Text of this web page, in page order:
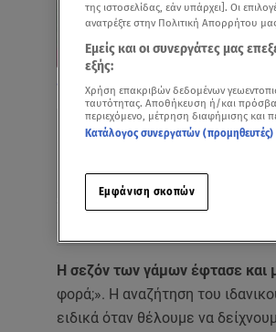
συνδυασμό
Δείτε
Η σεζόν των γάμων έφτασε και
φορά;». Η αναζήτηση του
ειδικά όταν θέλουμε να
της ιστοσελίδας, εάν υπάρχει]. Οι
ανατρέξτε στην Πολιτική Απορρήτου
Εμείς και οι συνεργάτες μας
εξής:
Χρήση επακριβών δεδομένων
ταυτότητας. Αποθήκευση ή/και
περιεχόμενο, μέτρηση διαφήμισης και
Κατάλογος συνεργατών (προμηθευτές)
Εμφάνιση σκοπών